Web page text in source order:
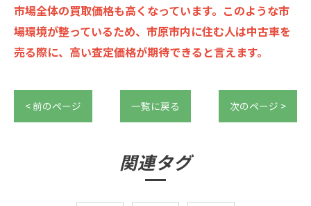
市場全体の買取価格も高くなっています。このような市
場環境が整っているため、市原市内に住む人は中古車を
売る際に、高い査定価格が期待できると言えます。
< 前のページ 一覧に戻る 次のページ >
関連タグ